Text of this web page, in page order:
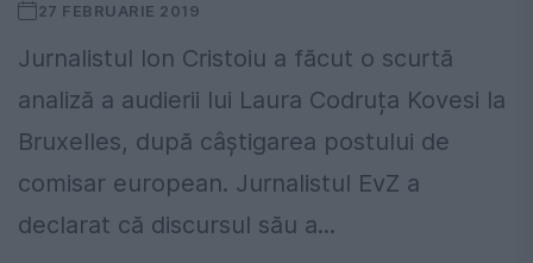
27 FEBRUARIE 2019
Jurnalistul Ion Cristoiu a făcut o scurtă
analiză a audierii lui Laura Codruța Kovesi la
Bruxelles, după câștigarea postului de
comisar european. Jurnalistul EvZ a
declarat că discursul său a...